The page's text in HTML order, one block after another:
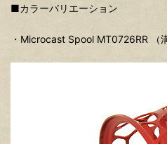
■カラーバリエーション
・Microcast Spool MT0726RR （